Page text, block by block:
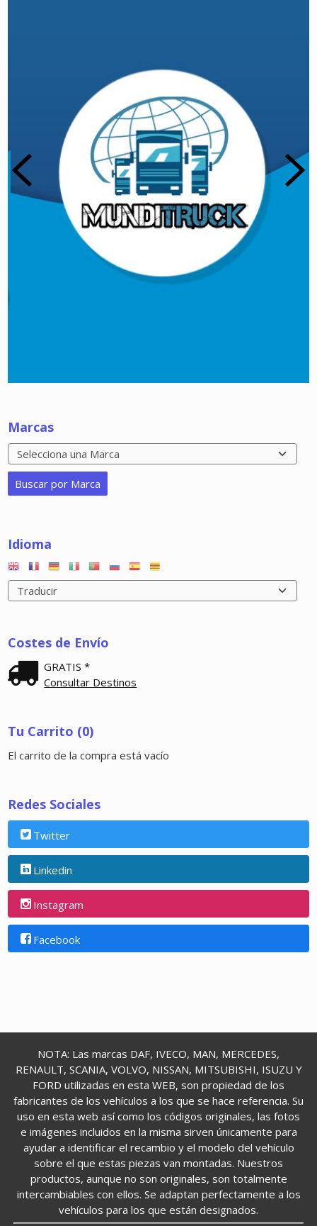
Marcas
Idioma
Costes de Envío
GRATIS *
Consultar Destinos
Tu Carrito (0)
El carrito de la compra está vacío
Redes Sociales
Twitter
Linkedin
Instagram
Facebook
NOTA: Las marcas DAF, IVECO, MAN, MERCEDES,
RENAULT, SCANIA, VOLVO, NISSAN, MITSUBISHI, ISUZU Y
FORD utilizadas en esta WEB, son propiedad de los
fabricantes de los vehículos a los que se hace referencia. Su
uso en esta web así como los códigos originales, las fotos
e imágenes incluidos en la misma sirven únicamente para
ayudar a identificar el recambio y el modelo del vehículo
sobre el que estas piezas van montadas. Nuestros
productos, aunque no son originales, son totalmente
intercambiables con ellos. Se adaptan perfectamente a los
vehículos para los que están designados.